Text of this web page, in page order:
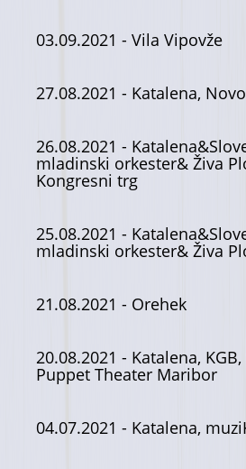
03.09.2021 - Vila Vipovže
27.08.2021 - Katalena,
26.08.2021 -
mladinski orkester& Živa
Kongresni trg
25.08.2021 -
mladinski orkester& Živa
21.08.2021 - Orehek
20.08.2021 - Katalena,
Puppet Theater Maribor
04.07.2021 - Katalena,